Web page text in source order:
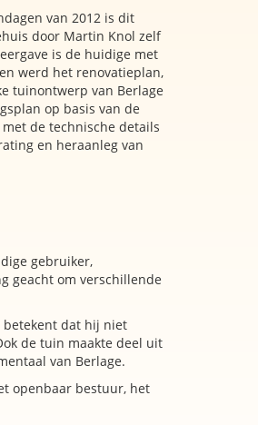
van 2012 is dit
door Martin Knol zelf
is de huidige met
werd het renovatieplan,
tuinontwerp van Berlage
op basis van de
de technische details
en heraanleg van
gebruiker,
geacht om verschillende
betekent dat hij niet
de tuin maakte deel uit
van Berlage.
openbaar bestuur, het